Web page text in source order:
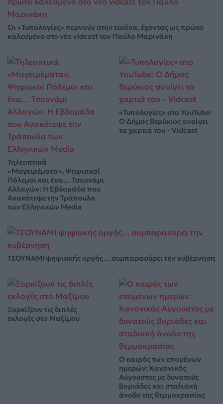
Οι «Τυπολογίες» περνούν στην εικόνα, έχοντας ως πρώτο
καλεσμένο στο νέο vidcast τον Παύλο Μαρινάκη
Τηλεοπτικά
«Μαγειρέματα», Ψηφιακοί
Πόλεμοι και ένα… Τσουνάμι
Αλλαγών: Η Εβδομάδα που
Ανακάτεψε την Τράπουλα
των Ελληνικών Media
«Τυπολογίες» στο YouTube:
Ο Δήμος Βερύκιος ανοίγει
τα χαρτιά του – Vidcast
ΤΣΟΥΝΑΜΙ ψηφιακής οργής… συμπαρασύρει την κυβέρνηση
Ξορκίζουν τις διπλές
εκλογές στο Μαξίμου
Ο καιρός των επομένων
ημερών: Κανονικός
Αύγουστος με δυνατούς
βοριάδες και σταδιακή
άνοδο της θερμοκρασίας